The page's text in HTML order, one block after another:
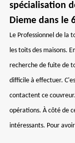
spécialisation
Dieme dans le
Le Professionnel de la
les toits des maisons.
recherche de fuite de
difficile à effectuer.
contactent ce
opérations. À côté de
intéressants. Pour